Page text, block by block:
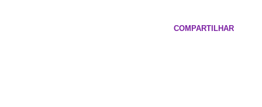
COMPARTILHAR